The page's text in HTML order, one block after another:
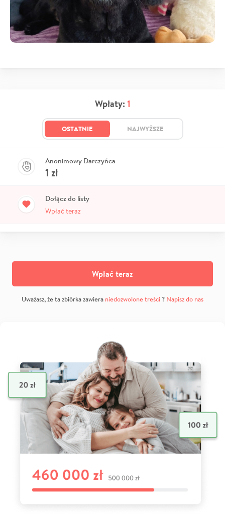
Wpłaty: 1
OSTATNIE NAJWYŻSZE
Anonimowy Darczyńca
1 zł
Dołącz do listy
Wpłać teraz
Wpłać teraz
Uważasz, że ta zbiórka zawiera niedozwolone treści? Napisz do nas